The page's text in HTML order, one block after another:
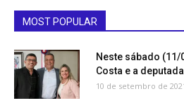
MOST POPULAR
Neste sábado
Costa e a
10 de setembro de